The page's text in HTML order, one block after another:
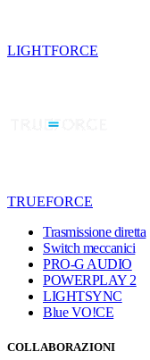
LIGHTFORCE
TRUEFORCE
Trasmissione diretta
Switch meccanici
PRO-G AUDIO
POWERPLAY 2
LIGHTSYNC
Blue VO!CE
COLLABORAZIONI